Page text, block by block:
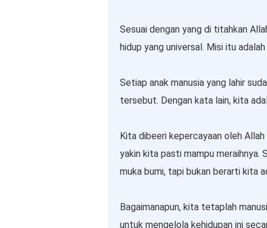
Sesuai dengan yang di titahkan
hidup yang universal. Misi itu
Setiap anak manusia yang lahir
tersebut. Dengan kata lain, kita
Kita dibeeri kepercayaan oleh
yakin kita pasti mampu meraihnya.
muka bumi, tapi bukan berarti kita
Bagaimanapun, kita tetaplah
untuk mengelola kehidupan ini